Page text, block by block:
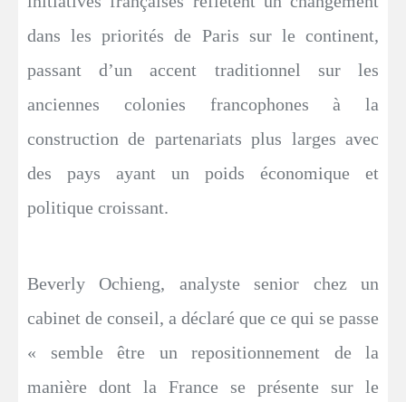
dans les priorités de Paris sur le continent,
passant d’un accent traditionnel sur les
anciennes colonies francophones à la
construction de partenariats plus larges avec
des pays ayant un poids économique et
politique croissant.
Beverly Ochieng, analyste senior chez un
cabinet de conseil, a déclaré que ce qui se passe
« semble être un repositionnement de la
manière dont la France se présente sur le